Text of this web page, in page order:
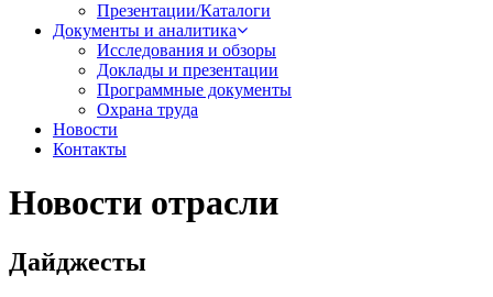
Презентации/Каталоги
Документы и аналитика
Исследования и обзоры
Доклады и презентации
Программные документы
Охрана труда
Новости
Контакты
Новости отрасли
Дайджесты